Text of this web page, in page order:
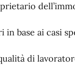
in base ai casi
di